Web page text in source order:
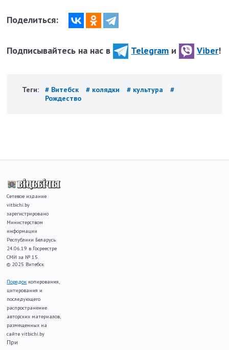
Поделиться:
Подписывайтесь на нас в Telegram и Viber!
Теги: # Витебск # колядки # культура
#
Рождество
Сетевое издание
vitbichi.by
зарегистрировано
Министерством
информации
Республики Беларусь
24.06.19 в Госреестре
СМИ за № 15.
© 2025 Витебск
Порядок копирования,
цитирования и
последующего
распространение
авторских материалов,
размещенных на
сайте vitbichi.by
При